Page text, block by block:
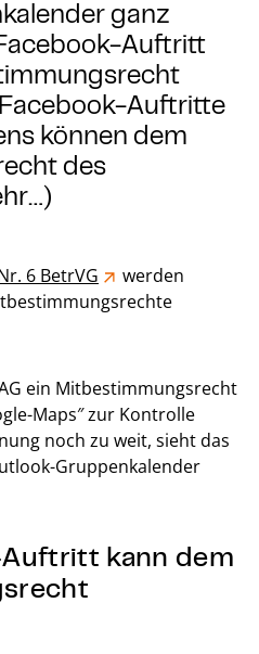
ganz
Auftritt
Auftritte
können dem
des
6 BetrVG
werden
ein Mitbestimmungsrecht
Maps″ zur Kontrolle
noch zu weit, sieht das
Gruppenkalender
Auftritt kann dem